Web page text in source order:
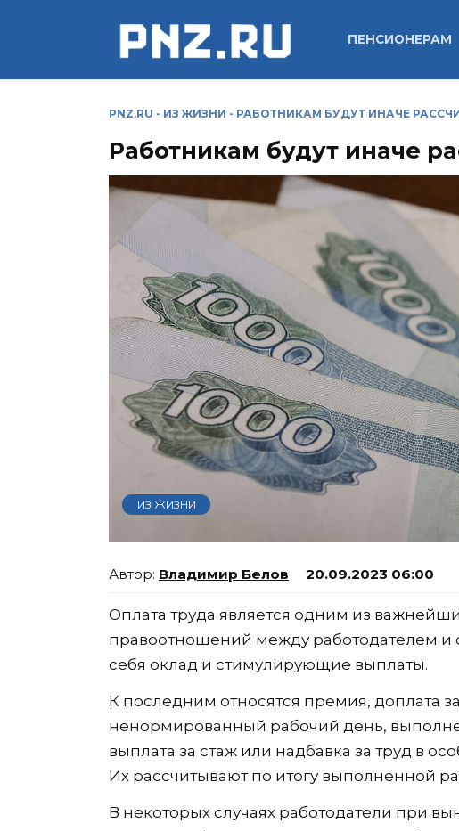
ПЕНСИОНЕРАМ
PNZ.RU - ИЗ ЖИЗНИ - РАБОТНИКАМ БУДУТ ИНАЧЕ
Работникам будут иначе
ИЗ ЖИЗНИ
Владимир Белов 20.09.2023 06:00
Оплата труда является одним из
правоотношений между работодателем и
себя оклад и стимулирующие выплаты.
К последним относятся премия, доплата
ненормированный рабочий день,
выплата за стаж или надбавка за труд в
Их рассчитывают по итогу выполненной
В некоторых случаях работодатели при